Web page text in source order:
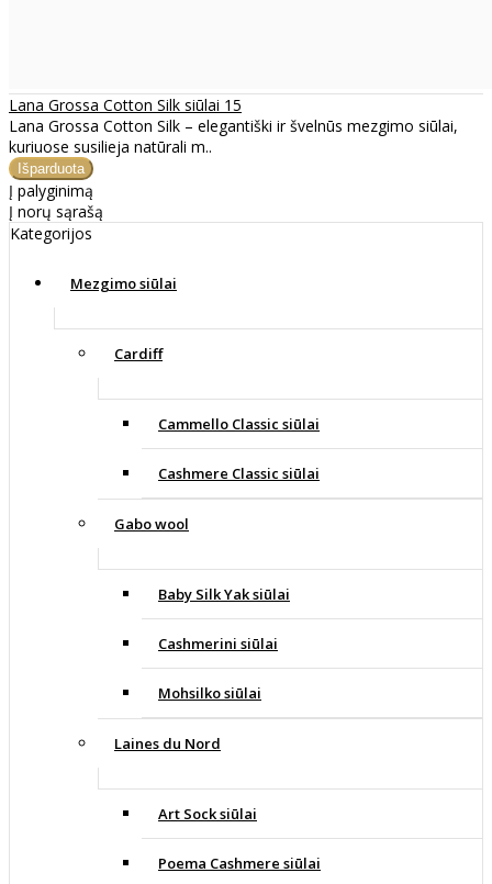
Lana Grossa Cotton Silk siūlai 15
Lana Grossa Cotton Silk – elegantiški ir švelnūs mezgimo siūlai,
kuriuose susilieja natūrali m..
Į palyginimą
Į norų sąrašą
Kategorijos
Mezgimo siūlai
Cardiff
Cammello Classic siūlai
Cashmere Classic siūlai
Gabo wool
Baby Silk Yak siūlai
Cashmerini siūlai
Mohsilko siūlai
Laines du Nord
Art Sock siūlai
Poema Cashmere siūlai